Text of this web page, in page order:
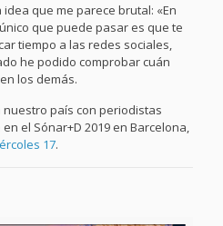
que me parece brutal: «En
que puede pasar es que te
tiempo a las redes sociales,
he podido comprobar cuán
los demás.
país con periodistas
el Sónar+D 2019 en Barcelona,
17.